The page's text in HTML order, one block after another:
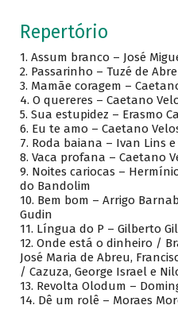
Repertório
1. Assum branco – José
2. Passarinho – Tuzé de
3. Mamãe coragem –
4. O quereres – Caetano
5. Sua estupidez – Erasmo
6. Eu te amo – Caetano
7. Roda baiana – Ivan Lins
8. Vaca profana – Caetano
9. Noites cariocas –
do Bandolim
10. Bem bom – Arrigo
Gudin
11. Língua do P – Gilberto Gil
12. Onde está o dinheiro /
José Maria de Abreu,
/ Cazuza, George Israel e
13. Revolta Olodum –
14. Dê um rolê – Moraes